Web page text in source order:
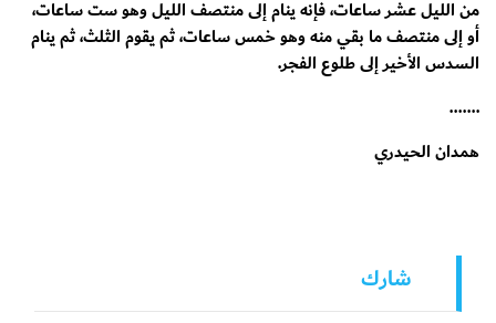
من الليل عشر ساعات، فإنه ينام إلى منتصف الليل وهو ست ساعات،
أو إلى منتصف ما بقي منه وهو خمس ساعات، ثم يقوم الثلث، ثم ينام
السدس الأخير إلى طلوع الفجر.
.......
همدان الحيدري
شارك